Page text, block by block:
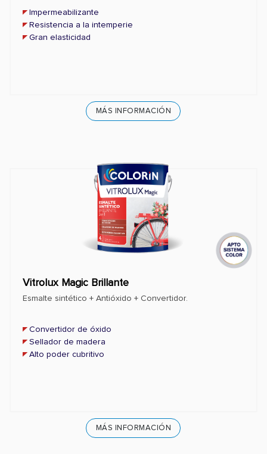
Impermeabilizante
Resistencia a la intemperie
Gran elasticidad
MÁS INFORMACIÓN
Vitrolux Magic Brillante
Esmalte sintético + Antióxido + Convertidor.
Convertidor de óxido
Sellador de madera
Alto poder cubritivo
MÁS INFORMACIÓN